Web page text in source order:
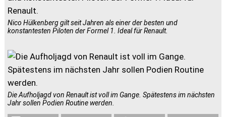
Nico Hülkenberg gilt seit Jahren als einer der besten und
konstantesten Piloten der Formel 1. Ideal für Renault.
Die Aufholjagd von Renault ist voll im Gange. Spätestens im nächsten
Jahr sollen Podien Routine werden.